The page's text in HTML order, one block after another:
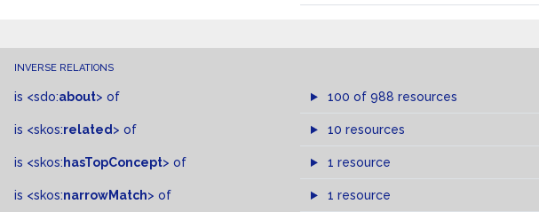
INVERSE RELATIONS
is <sdo:about> of 100 of 988 resources
is <skos:related > of 10 resources
is <skos: hasTopConcept> of 1 resource
is <skos:narrowMatch> of 1 resource